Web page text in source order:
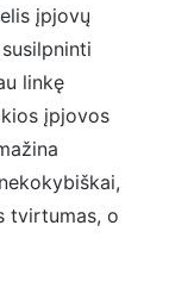
įpjovų
linkę
įpjovos
tvirtumas, o